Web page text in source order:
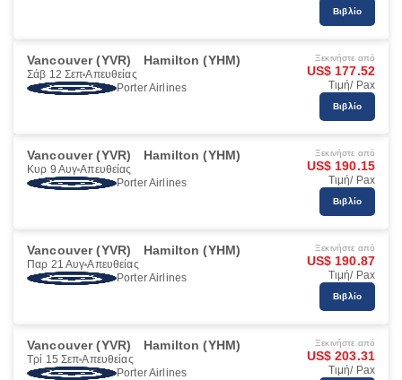
Βιβλίο
Vancouver (YVR) Hamilton (YHM)
Σάβ 12 Σεπ Απευθείας
Porter Airlines
Ξεκινήστε από
US$ 177.52
Τιμή/ Pax
Βιβλίο
Vancouver (YVR) Hamilton (YHM)
Κυρ 9 Αυγ Απευθείας
Porter Airlines
Ξεκινήστε από
US$ 190.15
Τιμή/ Pax
Βιβλίο
Vancouver (YVR) Hamilton (YHM)
Παρ 21 Αυγ Απευθείας
Porter Airlines
Ξεκινήστε από
US$ 190.87
Τιμή/ Pax
Βιβλίο
Vancouver (YVR) Hamilton (YHM)
Τρί 15 Σεπ Απευθείας
Porter Airlines
Ξεκινήστε από
US$ 203.31
Τιμή/ Pax